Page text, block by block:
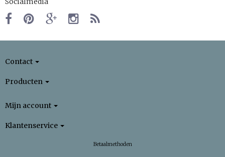
Contact
Producten
Mijn account
Klantenservice
Betaalmethoden